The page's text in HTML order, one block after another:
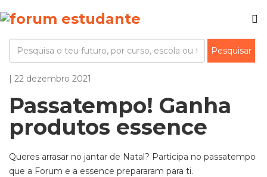
| 22 dezembro 2021
Passatempo! Ganha
produtos essence
Queres arrasar no jantar de Natal? Participa no passatempo
que a Forum e a essence prepararam para ti.